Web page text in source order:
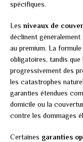
spécifiques.
Les niveaux de
déclinent
au premium. La
obligatoires, tandis
progressivement des
les catastrophes
garanties étendues
domicile ou la
contre les dommages
Certaines garanties